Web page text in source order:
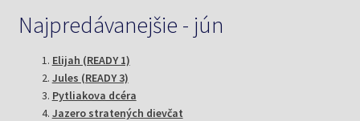
Najpredávanejšie - jún
Elijah (READY 1)
Jules (READY 3)
Pytliakova dcéra
Jazero stratených dievčat